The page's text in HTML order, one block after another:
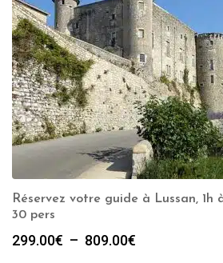
Réservez votre guide à Lussan, 1h
30 pers
299.00€ – 809.00€